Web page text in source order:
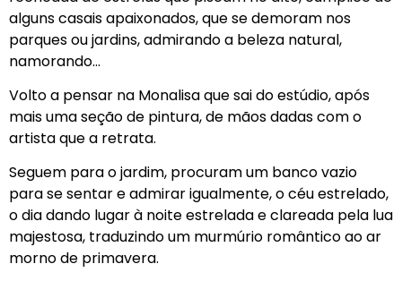
alguns casais apaixonados, que se demoram nos
parques ou jardins, admirando a beleza natural,
namorando…
Volto a pensar na Monalisa que sai do estúdio, após
mais uma seção de pintura, de mãos dadas com o
artista que a retrata.
Seguem para o jardim, procuram um banco vazio
para se sentar e admirar igualmente, o céu estrelado,
o dia dando lugar à noite estrelada e clareada pela lua
majestosa, traduzindo um murmúrio romântico ao ar
morno de primavera.